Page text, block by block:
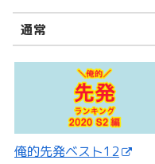
通常
俺的先発ベスト12